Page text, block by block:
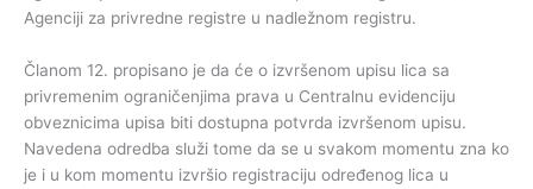
Agenciji za privredne registre u nadležnom registru.
Članom 12. propisano je da će o izvršenom upisu lica sa
privremenim ograničenjima prava u Centralnu evidenciju
obveznicima upisa biti dostupna potvrda izvršenom upisu.
Navedena odredba služi tome da se u svakom momentu zna ko
je i u kom momentu izvršio registraciju određenog lica u